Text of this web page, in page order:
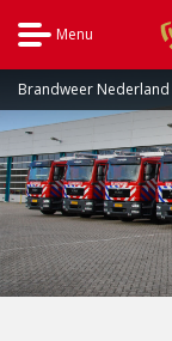
Menu
Brandweer Nederland